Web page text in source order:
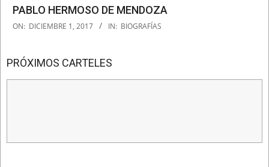
PABLO HERMOSO DE MENDOZA
2017-
ON: DICIEMBRE 1, 2017 IN: BIOGRAFÍAS
PRÓXIMOS CARTELES